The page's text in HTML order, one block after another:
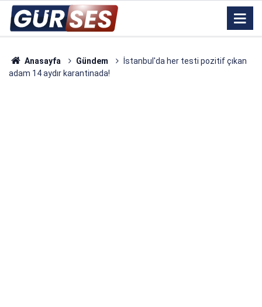
Anasayfa Gündem
İstanbul'da her testi pozitif çıkan
adam 14 aydır karantinada!